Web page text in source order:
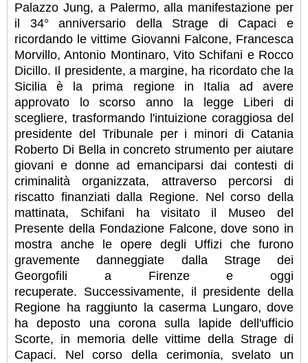
Palazzo Jung, a Palermo, alla manifestazione per
il 34° anniversario della Strage di Capaci e
ricordando le vittime Giovanni Falcone, Francesca
Morvillo, Antonio Montinaro, Vito Schifani e Rocco
Dicillo. Il presidente, a margine, ha ricordato che la
Sicilia è la prima regione in Italia ad avere
approvato lo scorso anno la legge Liberi di
scegliere, trasformando l'intuizione coraggiosa del
presidente del Tribunale per i minori di Catania
Roberto Di Bella in concreto strumento per aiutare
giovani e donne ad emanciparsi dai contesti di
criminalità organizzata, attraverso percorsi di
riscatto finanziati dalla Regione. Nel corso della
mattinata, Schifani ha visitato il Museo del
Presente della Fondazione Falcone, dove sono in
mostra anche le opere degli Uffizi che furono
gravemente danneggiate dalla Strage dei
Georgofili a Firenze e oggi
recuperate. Successivamente, il presidente della
Regione ha raggiunto la caserma Lungaro, dove
ha deposto una corona sulla lapide dell'ufficio
Scorte, in memoria delle vittime della Strage di
Capaci. Nel corso della cerimonia, svelato un